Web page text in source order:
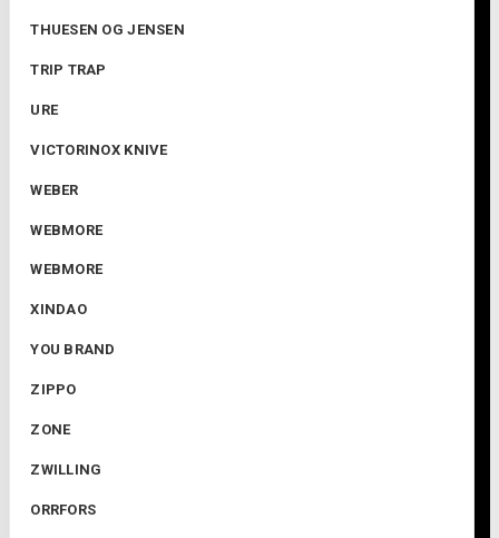
THUESEN OG JENSEN
TRIP TRAP
URE
VICTORINOX KNIVE
WEBER
WEBMORE
WEBMORE
XINDAO
YOU BRAND
ZIPPO
ZONE
ZWILLING
ORRFORS